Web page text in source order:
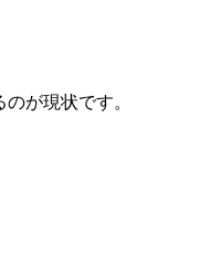
が現状です。